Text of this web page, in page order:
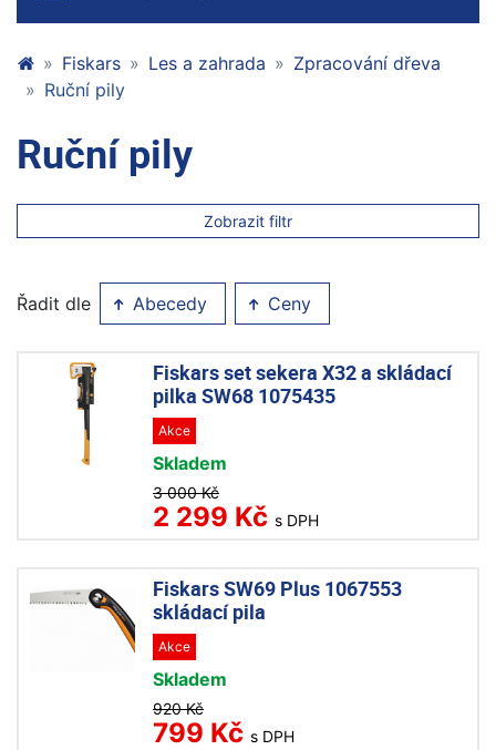
Fiskars Les a zahrada
Zpracování dřeva
Ruční pily
Ruční pily
Zobrazit filtr
Řadit dle Abecedy Ceny
Fiskars set sekera X32 a skládací
pilka SW68 1075435
Akce
Skladem
3 000 Kč
2 299 Kč s DPH
Fiskars SW69 Plus 1067553
skládací pila
Akce
Skladem
920 Kč
799 Kč s DPH